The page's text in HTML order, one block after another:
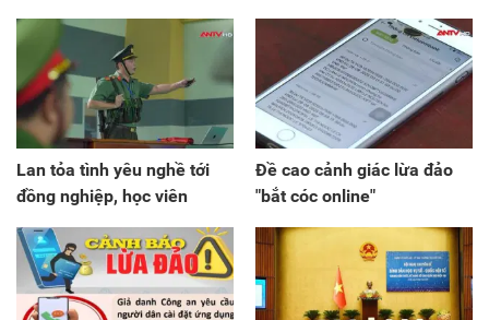
Lan tỏa tình yêu nghề tới
đồng nghiệp, học viên
Đề cao cảnh giác lừa đảo
"bắt cóc online"